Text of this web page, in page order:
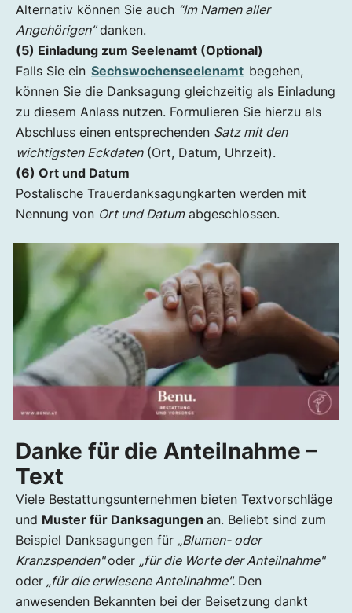
Alternativ können Sie auch “Im Namen aller
Angehörigen”danken.
(5) Einladung zum Seelenamt (Optional)
Falls Sie ein Sechswochenseelenamt begehen,
können Sie die Danksagung gleichzeitig als Einladung
zu diesem Anlass nutzen. Formulieren Sie hierzu als
Abschluss einen entsprechenden Satz mit den
wichtigsten Eckdaten(Ort, Datum, Uhrzeit).
(6) Ort und Datum
Postalische Trauerdanksagungkarten werden mit
Nennung von Ort und Datumabgeschlossen.
Danke für die Anteilnahme –
Text
Viele Bestattungsunternehmen bieten Textvorschläge
und Muster für Danksagungen an. Beliebt sind zum
Beispiel Danksagungen für „Blumen- oder
Kranzspenden"oder „für die Worte der Anteilnahme"
oder „für die erwiesene Anteilnahme". Den
anwesenden Bekannten bei der Beisetzung dankt